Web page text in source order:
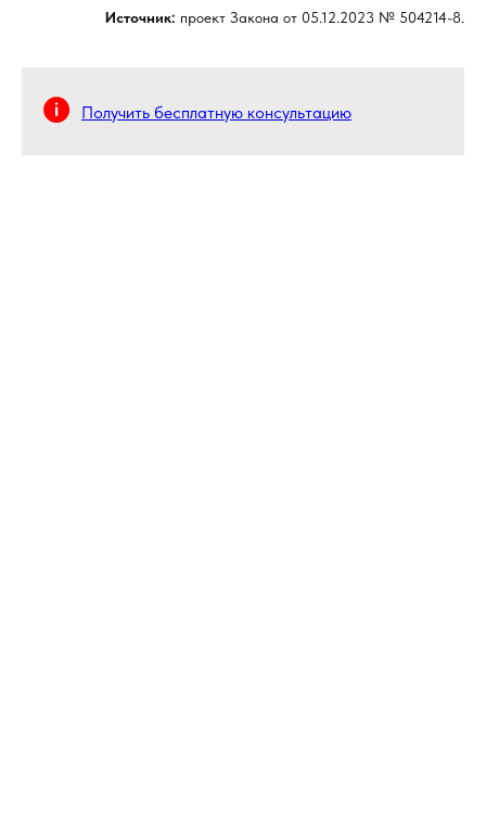
Источник: проект Закона от 05.12.2023 № 504214-8.
Получить бесплатную консультацию